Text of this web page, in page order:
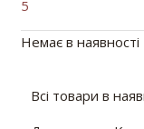
5
Немає в наявності
Всі товари в